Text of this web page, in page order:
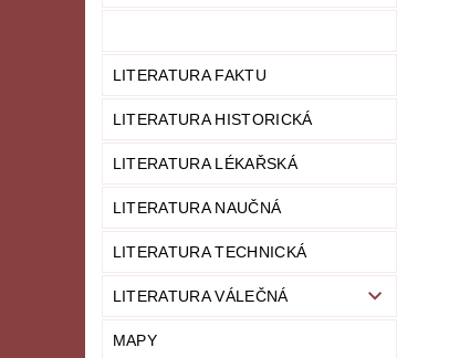
LITERATURA FAKTU
LITERATURA HISTORICKÁ
LITERATURA LÉKAŘSKÁ
LITERATURA NAUČNÁ
LITERATURA TECHNICKÁ
LITERATURA VÁLEČNÁ
MAPY